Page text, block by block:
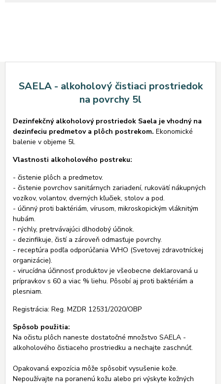
SAELA - alkoholový čistiaci prostriedok
na povrchy 5l
Dezinfekčný alkoholový prostriedok Saela je vhodný na
dezinfeciu predmetov a plôch postrekom. Ekonomické
balenie v objeme 5l.
Vlastnosti alkoholového postreku:
- čistenie plôch a predmetov.
- čistenie povrchov sanitárnych zariadení, rukovätí nákupných
vozíkov, volantov, dverných kľučiek, stolov a pod.
- účinný proti baktériám, vírusom, mikroskopickým vláknitým
hubám.
- rýchly, pretrvávajúci dlhodobý účinok.
- dezinfikuje, čistí a zároveň odmasťuje povrchy.
- receptúra podľa odporúčania WHO (Svetovej zdravotníckej
organizácie).
- virucídna účinnosť produktov je všeobecne deklarovaná u
prípravkov s 60 a viac % liehu. Pôsobí aj proti baktériám a
plesniam.
Registrácia: Reg. MZDR 12531/2020/OBP
Spôsob použitia:
Na očistu plôch naneste dostatočné množstvo SAELA -
alkoholového čistiaceho prostriedku a nechajte zaschnúť.
Opakovaná expozícia môže spôsobiť vysušenie kože.
Nepoužívajte na poranenú kožu alebo pri výskyte kožných